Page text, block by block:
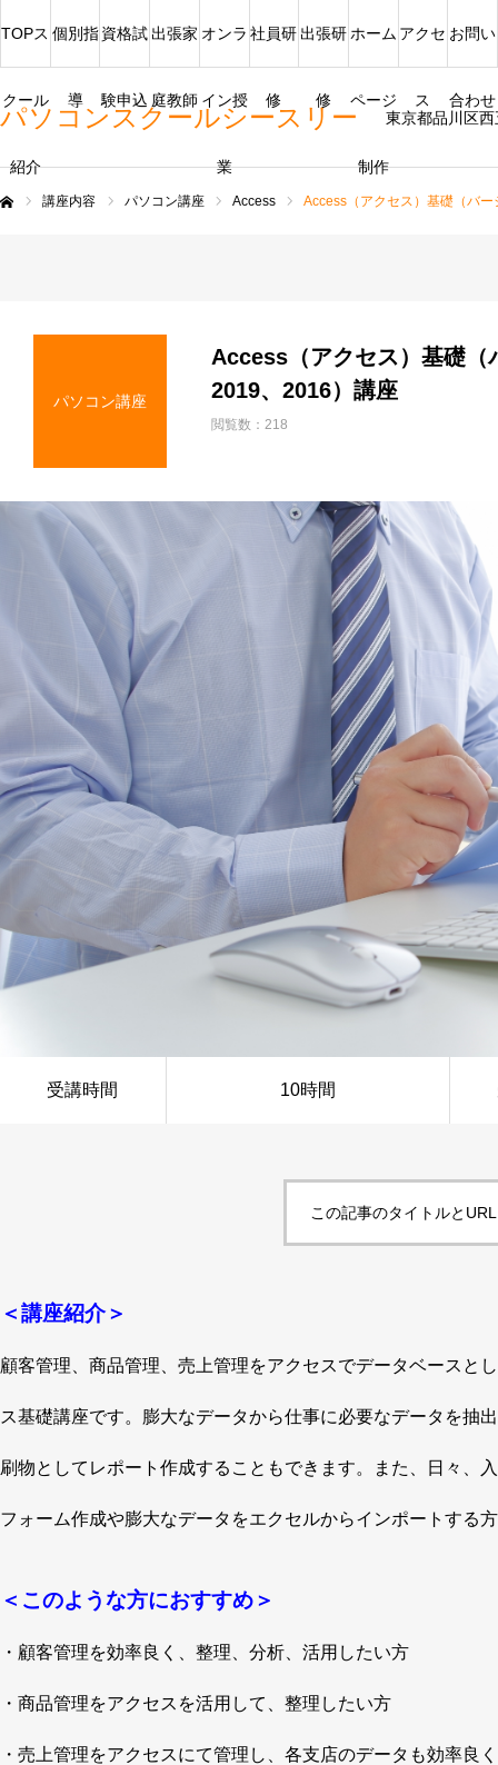
パソコンスクールシースリー 東京都品川区
TOPス
クール
紹介
個別指
導
資格試
験申込
出張家
庭教師
オンラ
イン授
業
社員研
修
出張研
修
ホーム
ページ
制作
アクセ
ス
お問い
合わせ
講座内容 パソコン講座 Access Access（アクセス）基礎（バ
パソコン講座
Access（アクセス）基礎（
2019、2016）講座
閲覧数：218
受講時間 10時間
この記事のタイトルと
＜講座紹介＞
顧客管理、商品管理、売上管理をアクセスでデータベースと
ス基礎講座です。膨大なデータから仕事に必要なデータを抽
刷物としてレポート作成することもできます。また、日々、
フォーム作成や膨大なデータをエクセルからインポートする
＜このような方におすすめ＞
・顧客管理を効率良く、整理、分析、活用したい方
・商品管理をアクセスを活用して、整理したい方
・売上管理をアクセスにて管理し、各支店のデータも効率良